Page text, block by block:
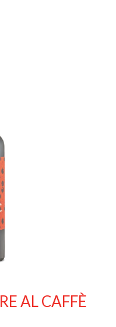
AL CAFFÈ